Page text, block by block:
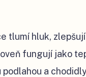
tlumí hluk,
fungují jako
podlahou a